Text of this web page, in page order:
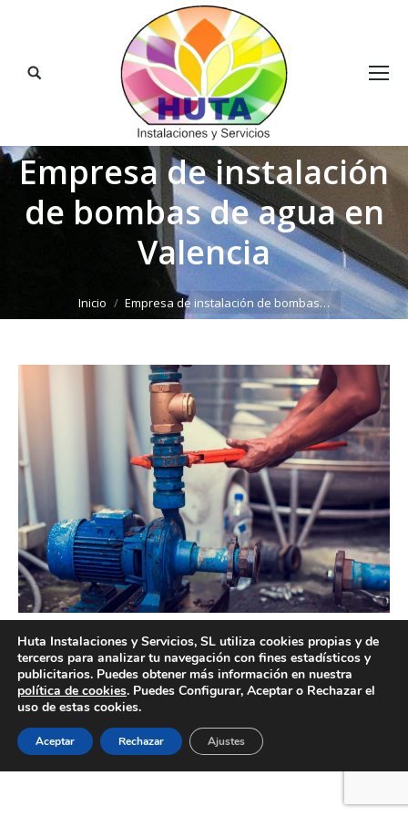
Buscar:
Empresa de instalación
de bombas de agua en
Valencia
Inicio Empresa de instalación de bombas…
Empresa de instalación de bombas de agua en Valencia
Información legal
Huta Instalaciones y Servicios, SL utiliza cookies propias y de
terceros para analizar tu navegación con fines estadísticos y
publicitarios. Puedes obtener más información en nuestra
política de cookies. Puedes Configurar, Aceptar o Rechazar el
uso de estas cookies.
Aceptar Rechazar Ajustes